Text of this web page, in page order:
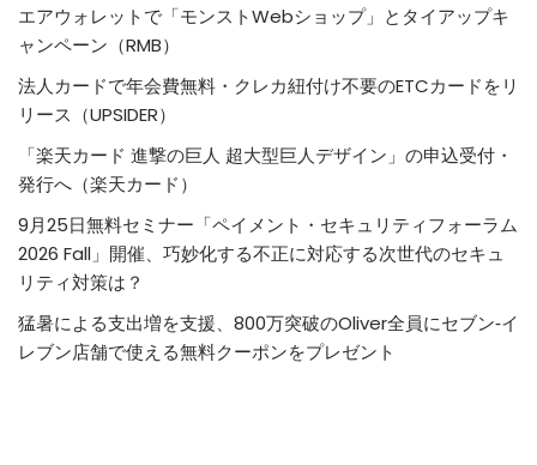
エアウォレットで「モンストWebショップ」とタイアップキ
ャンペーン（RMB）
法人カードで年会費無料・クレカ紐付け不要のETCカードをリ
リース（UPSIDER）
「楽天カード 進撃の巨人 超大型巨人デザイン」の申込受付・
発行へ（楽天カード）
9月25日無料セミナー「ペイメント・セキュリティフォーラム
2026 Fall」開催、巧妙化する不正に対応する次世代のセキュ
リティ対策は？
猛暑による支出増を支援、800万突破のOliver全員にセブン‐イ
レブン店舗で使える無料クーポンをプレゼント